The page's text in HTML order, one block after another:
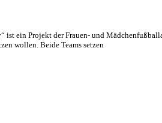
ein Projekt der Frauen- und
wollen. Beide Teams setzen